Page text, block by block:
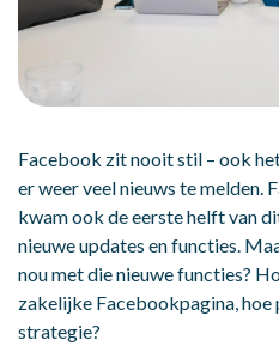
Facebook zit nooit stil – ook
er weer veel nieuws te melden.
kwam ook de eerste helft van
nieuwe updates en functies.
nou met die nieuwe functies?
zakelijke Facebookpagina, hoe
strategie?